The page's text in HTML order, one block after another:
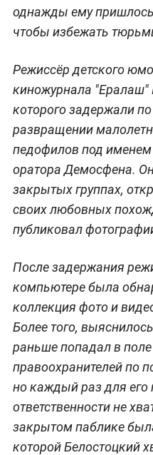
однажды ему пришлось
чтобы избежать
Режиссёр детского
киножурнала "Ералаш"
которого задержали
развращении
педофилов под именем
оратора Демосфена.
закрытых группах,
своих любовных
публиковал
После задержания
компьютере была
коллекция фото и
Более того,
раньше попадал в поле
правоохранителей по
но каждый раз для его
ответственности не
закрытом паблике
которой Белостоцкий